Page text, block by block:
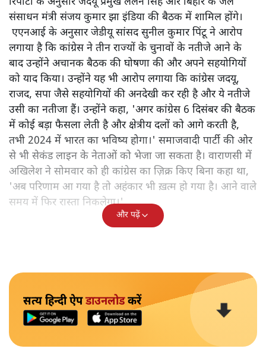
संसाधन मंत्री संजय कुमार झा इंडिया की बैठक में शामिल होंगे।
एएनआई के अनुसार जेडीयू सांसद सुनील कुमार पिंटू ने आरोप
लगाया है कि कांग्रेस ने तीन राज्यों के चुनावों के नतीजे आने के
बाद उन्होंने अचानक बैठक की घोषणा की और अपने सहयोगियों
को याद किया। उन्होंने यह भी आरोप लगाया कि कांग्रेस जदयू,
राजद, सपा जैसे सहयोगियों की अनदेखी कर रही है और ये नतीजे
उसी का नतीजा हैं। उन्होंने कहा, 'अगर कांग्रेस 6 दिसंबर की बैठक
में कोई बड़ा फैसला लेती है और क्षेत्रीय दलों को आगे करती है,
तभी 2024 में भारत का भविष्य होगा।' समाजवादी पार्टी की ओर
से भी सेकंड लाइन के नेताओं को भेजा जा सकता है। वाराणसी में
अखिलेश ने सोमवार को ही कांग्रेस का ज़िक्र किए बिना कहा था,
'अब परिणाम आ गया है तो अहंकार भी ख़त्म हो गया है। आने वाले
समय में फिर रास्ता निकलेगा।'
और पढ़ें
सत्य हिन्दी ऐपडाउनलोडकरें